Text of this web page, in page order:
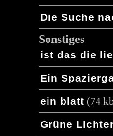
Die Suche
Sonstiges
ist das die
Ein
ein blatt (74
Grüne